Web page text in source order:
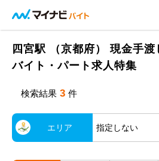
四宮駅 （京都府） 現金手渡
バイト・パート求人特集
検索結果 3 件
エリア 指定しない